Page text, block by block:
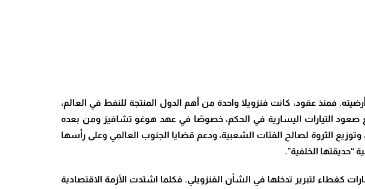
فمنذ عقود، كانت فنزويلا واحدة من أهم الدول المنتجة للنفط في العالم،
صعود التيارات اليسارية في الحكم، خصوصًا في عهد هوغو تشافيز ومن بعده
الثروة لصالح الفئات الشعبية، ودعم قضايا الجنوب العالمي وعلى رأسها
“حديقتها الخلفية”.
كغطاء لتبرير تدخلها في الشأن الفنزويلي. فكلما اشتدت الأزمة الاقتصادية